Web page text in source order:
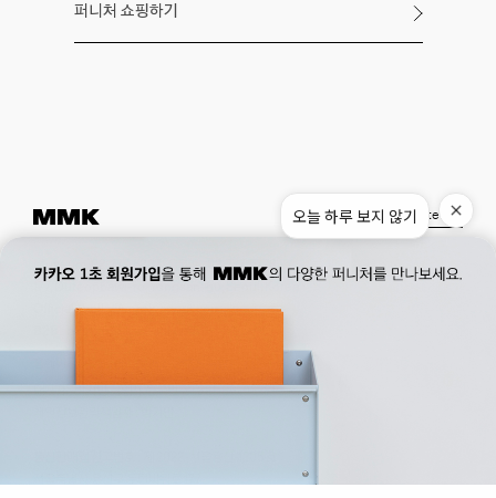
퍼니처 쇼핑하기
대표자 : 박기민 사업자 등록번호 : 821-86-02281
Museum. 02. 777. 5887 Office.02. 777. 5778
177, Duteopbawi-ro, Yongsan-gu, Seoul, Korea
Official : hello@mmk-seoul.com
Instagram Pinterest
오늘 하루 보지 않기